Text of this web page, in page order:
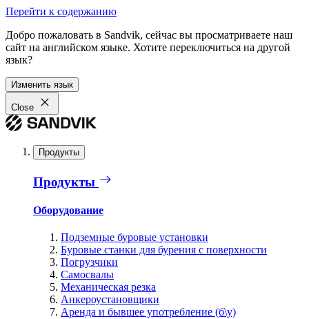
Перейти к содержанию
Добро пожаловать в Sandvik, сейчас вы просматриваете наш
сайт на английском языке. Хотите переключиться на другой
язык?
Изменить язык
Close
Продукты
Продукты
Оборудование
Подземные буровые установки
Буровые станки для бурения с поверхности
Погрузчики
Самосвалы
Механическая резка
Анкероустановщики
Аренда и бывшее употребление (б\у)